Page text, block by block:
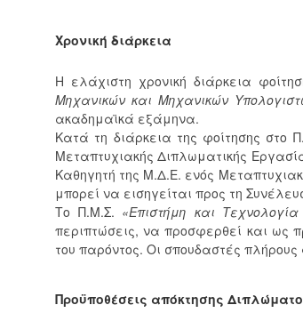
Χρονική διάρκεια
Η ελάχιστη χρονική διάρκεια
Μηχανικών και Μηχανικών
ακαδημαϊκά εξάμηνα.
Κατά τη διάρκεια της φοίτησης στο
Μεταπτυχιακής Διπλωματικής
Καθηγητή της Μ.Δ.Ε. ενός
μπορεί να εισηγείται προς τη
Το Π.Μ.Σ. «Επιστήμη και
περιπτώσεις, να προσφερθεί και ως
του παρόντος. Οι σπουδαστές
Προϋποθέσεις απόκτησης